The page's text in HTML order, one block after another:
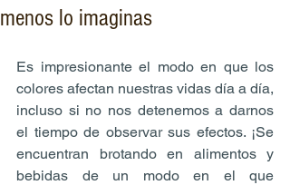
menos lo imaginas
Es impresionante el modo en que los
colores afectan nuestras vidas día a día,
incluso si no nos detenemos a darnos
el tiempo de observar sus efectos. ¡Se
encuentran brotando en alimentos y
bebidas de un modo en el que